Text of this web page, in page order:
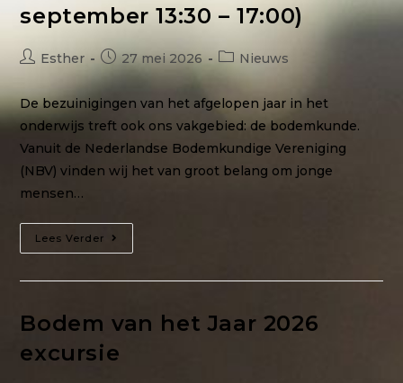
september 13:30 – 17:00)
Esther 27 mei 2026 Nieuws
De bezuinigingen van het afgelopen jaar in het
onderwijs treft ook ons vakgebied: de bodemkunde.
Vanuit de Nederlandse Bodemkundige Vereniging
(NBV) vinden wij het van groot belang om jonge
mensen…
Lees Verder
Bodem van het Jaar 2026
excursie